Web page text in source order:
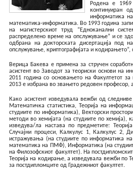
Родена е
континуиран
информатика
математика-информатика. Во 1993 година
на магистерскиот труд “Едноканални
распределено време на опслужување” и се
одбрана на докторската дисертација под
опслужување, криптографијата и
Верица Бакева е примена за стручен
асистент во Заводот за теориски основи на
2011 година со основањето на Факултетот
2013 е избрана во звањето редовен професор,
Како асистент изведувала вежби од
Математичка статистика, Теорија на
студиите по информатика), Векторски
методи во хемијата (на студиите по хемија),
изведува/ла настава по предметите:
Случајни процеси, Калкулус 1, Калкулус 2,
истражувања (на студиите по информатика
математика на ПМФ), Информатика (на
на Филозофскиот факултет). На
Теорија на кодирање, а изведувала вежби по
за постдипломците од Градежниот факултет.